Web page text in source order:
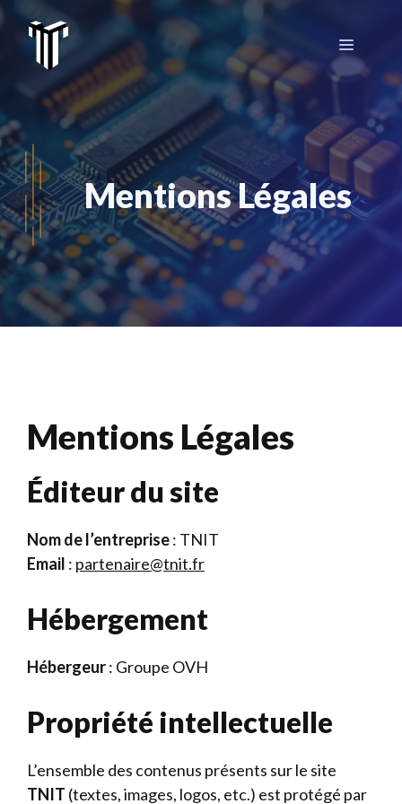
Aller
contenu
Menu
Mentions Légales
Mentions Légales
Éditeur du site
Nom de l’entreprise: TNIT
Email : partenaire@tnit.fr
Hébergement
Hébergeur: Groupe OVH
Propriété intellectuelle
L’ensemble des contenus présents sur le site
TNIT (textes, images, logos, etc.) est protégé par